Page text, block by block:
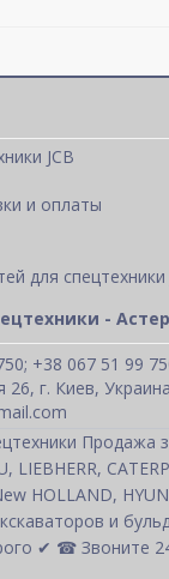
JCB
и оплаты
для спецтехники
-
+38 067 51 99
26, г. Киев, Украина
Продажа
LIEBHERR,
HOLLAND,
и
✔ ☎ Звоните